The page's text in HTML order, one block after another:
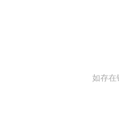
如存在